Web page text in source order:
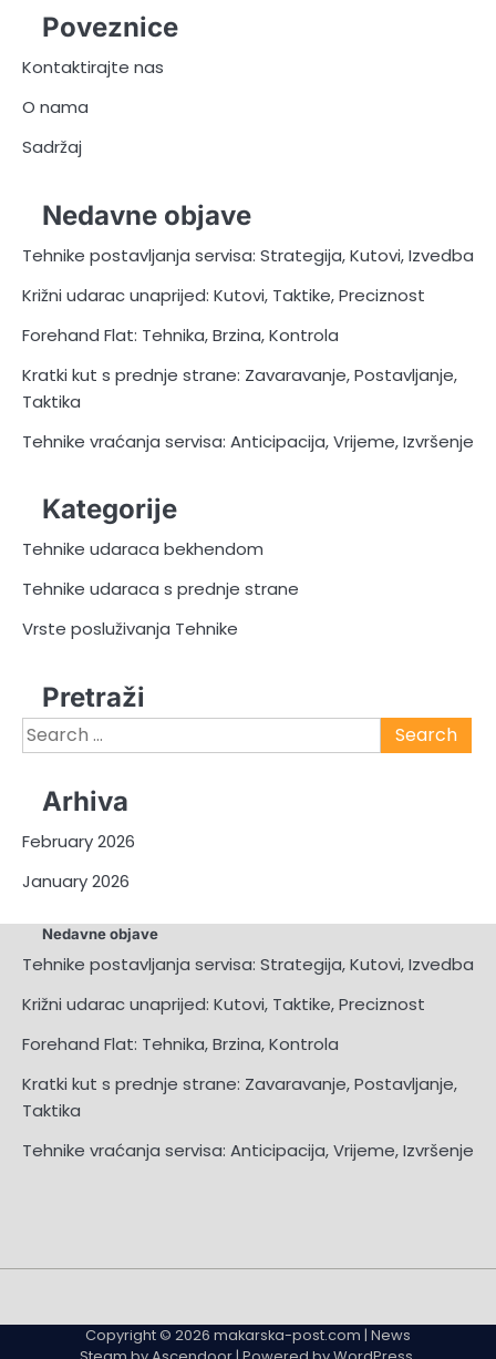
Poveznice
Kontaktirajte nas
O nama
Sadržaj
Nedavne objave
Tehnike postavljanja servisa: Strategija, Kutovi, Izvedba
Križni udarac unaprijed: Kutovi, Taktike, Preciznost
Forehand Flat: Tehnika, Brzina, Kontrola
Kratki kut s prednje strane: Zavaravanje, Postavljanje,
Taktika
Tehnike vraćanja servisa: Anticipacija, Vrijeme, Izvršenje
Kategorije
Tehnike udaraca bekhendom
Tehnike udaraca s prednje strane
Vrste posluživanja Tehnike
Pretraži
Search
for:
Arhiva
February 2026
January 2026
Nedavne objave
Tehnike postavljanja servisa: Strategija, Kutovi, Izvedba
Križni udarac unaprijed: Kutovi, Taktike, Preciznost
Forehand Flat: Tehnika, Brzina, Kontrola
Kratki kut s prednje strane: Zavaravanje, Postavljanje,
Taktika
Tehnike vraćanja servisa: Anticipacija, Vrijeme, Izvršenje
Us
Us
Us
Us
Policy
Policy
Policy
Policy
and
Conditions
and
Conditions
Copyright © 2026 makarska-post.com | News